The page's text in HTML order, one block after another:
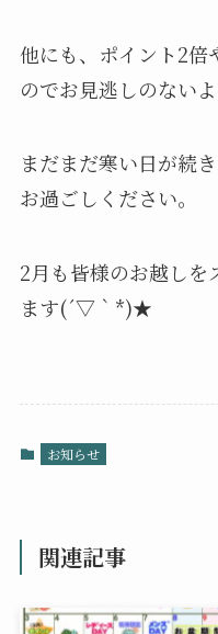
他にも、ポイント2倍
のでお見逃しのない
まだまだ寒い日が続
お過ごしください。
2月も皆様のお越しを
ます(´▽｀*)★
お知らせ
関連記事